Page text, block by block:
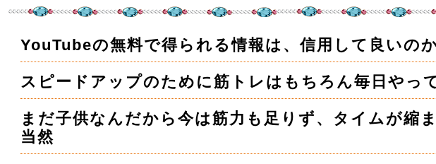
YouTubeの無料で得られる情報は、信用して良いの
スピードアップのために筋トレはもちろん毎日やっ
まだ子供なんだから今は筋力も足りず、タイムが縮
当然